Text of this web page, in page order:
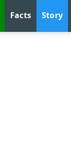
Facts Story